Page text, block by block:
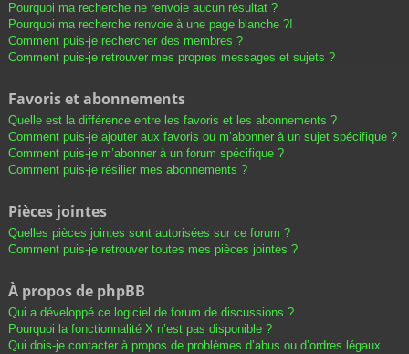
Pourquoi ma recherche ne renvoie aucun résultat ?
Pourquoi ma recherche renvoie à une page blanche ?!
Comment puis-je rechercher des membres ?
Comment puis-je retrouver mes propres messages et sujets ?
Favoris et abonnements
Quelle est la différence entre les favoris et les abonnements ?
Comment puis-je ajouter aux favoris ou m’abonner à un sujet spécifique ?
Comment puis-je m’abonner à un forum spécifique ?
Comment puis-je résilier mes abonnements ?
Pièces jointes
Quelles pièces jointes sont autorisées sur ce forum ?
Comment puis-je retrouver toutes mes pièces jointes ?
À propos de phpBB
Qui a développé ce logiciel de forum de discussions ?
Pourquoi la fonctionnalité X n’est pas disponible ?
Qui dois-je contacter à propos de problèmes d’abus ou d’ordres légaux